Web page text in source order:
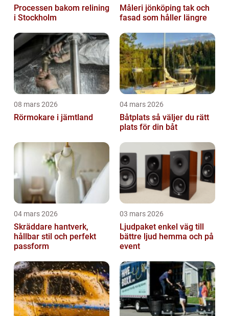
Processen bakom relining
i Stockholm
Måleri jönköping tak och
fasad som håller längre
08 mars 2026
Rörmokare i jämtland
04 mars 2026
Båtplats så väljer du rätt
plats för din båt
04 mars 2026
Skräddare hantverk,
hållbar stil och perfekt
passform
03 mars 2026
Ljudpaket enkel väg till
bättre ljud hemma och på
event